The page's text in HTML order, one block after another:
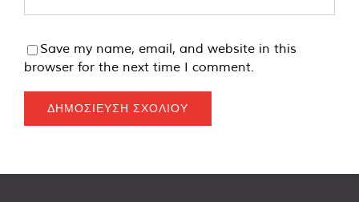
Save my name, email, and website in this
browser for the next time I comment.